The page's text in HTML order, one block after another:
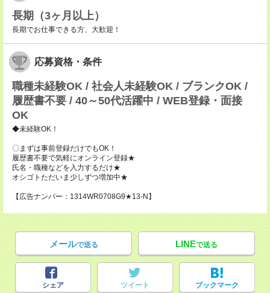
長期（3ヶ月以上）
長期でお仕事できる方、大歓迎！
応募資格・条件
職種未経験OK / 社会人未経験OK / ブランクOK /
履歴書不要 / 40～50代活躍中 / WEB登録・面接
OK
◆未経験OK！
〇まずは事前登録だけでもOK！
履歴書不要で気軽にオンライン登録★
氏名・職種などを入力するだけ★
オシゴトただいま少しずつ増加中★
【広告ナンバー：1314WR0708G9★13-N】
メールで送る LINEで送る
シェア ツイート ブックマーク